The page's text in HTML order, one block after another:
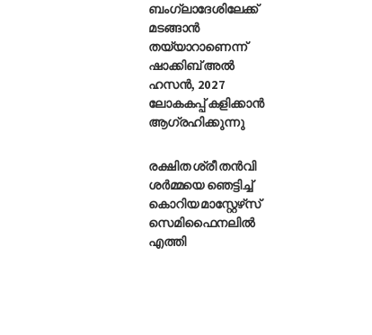
ബംഗ്ലാദേശിലേക്ക്
മടങ്ങാൻ
തയ്യാറാണെന്ന്
ഷാക്കിബ് അൽ
ഹസൻ, 2027
ലോകകപ്പ് കളിക്കാൻ
ആഗ്രഹിക്കുന്നു
രക്ഷിത ശ്രീ തൻവി
ശർമ്മയെ ഞെട്ടിച്ച്
കൊറിയ മാസ്റ്റേഴ്‌സ്
സെമിഫൈനലിൽ
എത്തി